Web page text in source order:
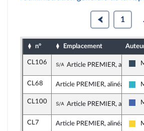
1
n° Emplacement
CL106 Sous-amendement
Article PREMIER, alinéa 4
CL68 Article PREMIER, alinéa 4
CL100 Sous-amendement
Article PREMIER, alinéa 3
CL7 Article PREMIER, alinéa 3